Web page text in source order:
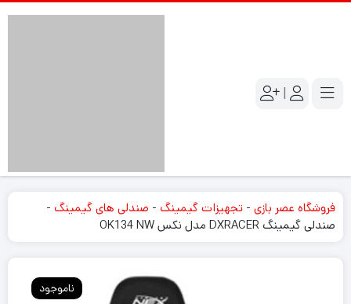
|
فروشگاه عصر بازی - تجهیزات گیمینگ - صندلی های گیمینگ -
صندلی گیمینگ DXRACER مدل نکس OK134 NW
ناموجود